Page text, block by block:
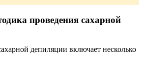
проведения сахарной
депиляции включает несколько